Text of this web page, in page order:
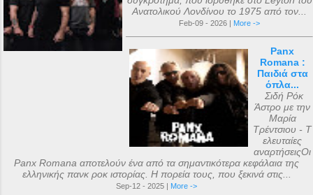
Ανατολικού Λονδίνου το 1975 από τον...
Feb-09 - 2026 | More ->
Panx
Romana :
Παιδιά στα
όπλα...
Σιδή Ρόκ
Άστρο με την
Μαρία
Τρέντσιου - Τ
ελευταίες
αναρτήσειςΟι
Panx Romana αποτελούν ένα από τα σημαντικότερα κεφάλαια της
ελληνικής πανκ ροκ ιστορίας. Η πορεία τους, που ξεκινά στις...
Sep-12 - 2025 | More ->